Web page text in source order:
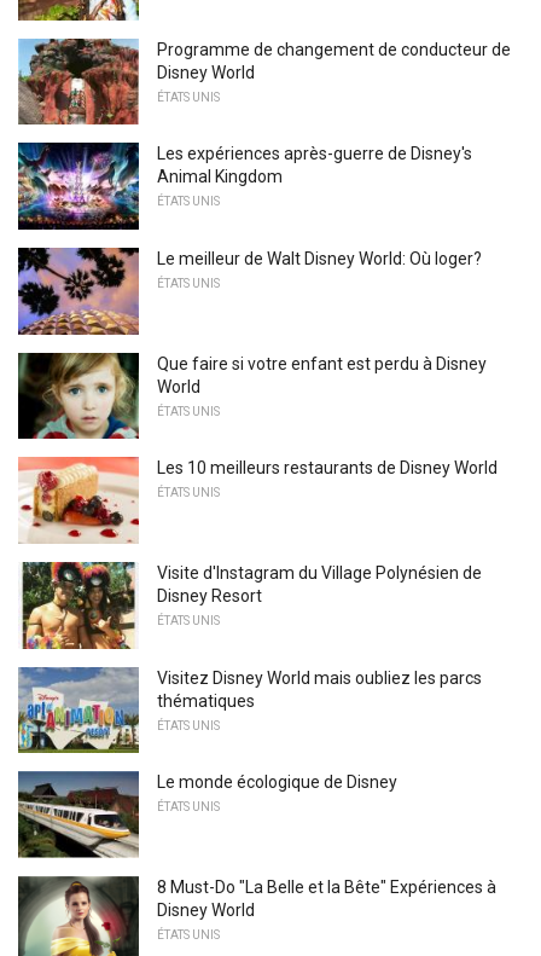
Programme de changement de conducteur de
Disney World
ÉTATS UNIS
Les expériences après-guerre de Disney's
Animal Kingdom
ÉTATS UNIS
Le meilleur de Walt Disney World: Où loger?
ÉTATS UNIS
Que faire si votre enfant est perdu à Disney
World
ÉTATS UNIS
Les 10 meilleurs restaurants de Disney World
ÉTATS UNIS
Visite d'Instagram du Village Polynésien de
Disney Resort
ÉTATS UNIS
Visitez Disney World mais oubliez les parcs
thématiques
ÉTATS UNIS
Le monde écologique de Disney
ÉTATS UNIS
8 Must-Do "La Belle et la Bête" Expériences à
Disney World
ÉTATS UNIS